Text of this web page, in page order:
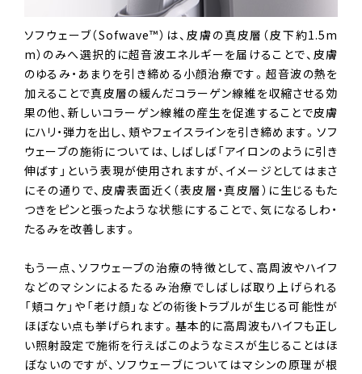
ソフウェーブ（Sofwave™）は、皮膚の真皮層（皮下約1.5m
m）のみへ選択的に超音波エネルギーを届けることで、皮膚
のゆるみ・あまりを引き締める小顔治療です。超音波の熱を
加えることで真皮層の緩んだコラーゲン線維を収縮させる効
果の他、新しいコラーゲン線維の産生を促進することで皮膚
にハリ・弾力を出し、頬やフェイスラインを引き締めます。ソフ
ウェーブの施術については、しばしば「アイロンのように引き
伸ばす」という表現が使用されますが、イメージとしてはまさ
にその通りで、皮膚表面近く（表皮層・真皮層）に生じるもた
つきをピンと張ったような状態にすることで、気になるしわ・
たるみを改善します。
もう一点、ソフウェーブの治療の特徴として、高周波やハイフ
などのマシンによるたるみ治療でしばしば取り上げられる
「頬コケ」や「老け顔」などの術後トラブルが生じる可能性が
ほぼない点も挙げられます。基本的に高周波もハイフも正し
い照射設定で施術を行えばこのようなミスが生じることはほ
ぼないのですが、ソフウェーブについてはマシンの原理が根